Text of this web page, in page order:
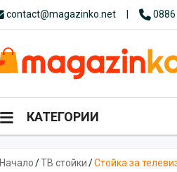
contact@magazinko.net
КАТЕГОРИИ
Начало/ТВ стойки/Стойка за